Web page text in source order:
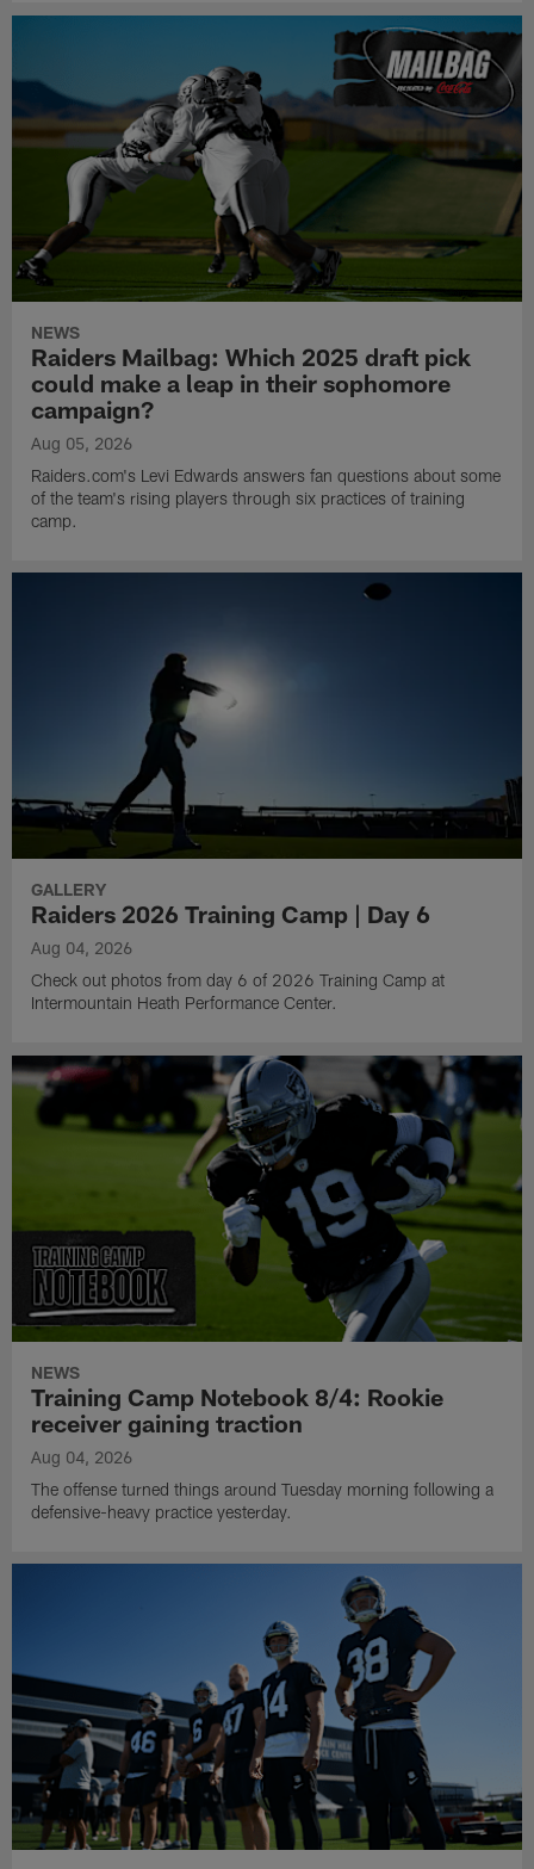
NEWS
Raiders Mailbag: Which 2025 draft pick
could make a leap in their sophomore
campaign?
Aug 05, 2026
Raiders.com's Levi Edwards answers fan questions about some
of the team's rising players through six practices of training
camp.
GALLERY
Raiders 2026 Training Camp | Day 6
Aug 04, 2026
Check out photos from day 6 of 2026 Training Camp at
Intermountain Heath Performance Center.
NEWS
Training Camp Notebook 8/4: Rookie
receiver gaining traction
Aug 04, 2026
The offense turned things around Tuesday morning following a
defensive-heavy practice yesterday.